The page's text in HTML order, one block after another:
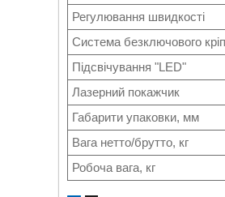
Регулювання швидкості
Система безключового
Підсвічування "LED"
Лазерний покажчик
Габарити упаковки, мм
Вага нетто/брутто, кг
Робоча вага, кг